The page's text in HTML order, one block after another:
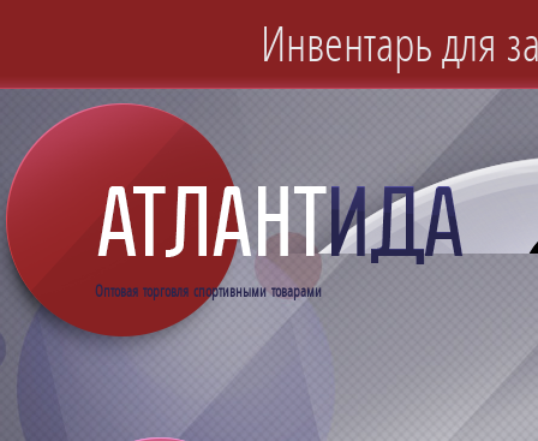
Инвентарь для
Оптовая торговля спортивными товарами